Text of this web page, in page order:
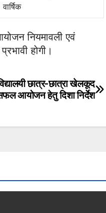
वार्षिक
नियमावली एवं
होगी।
छात्र-छात्रा खेलकूद
आयोजन हेतु दिशा निर्देश